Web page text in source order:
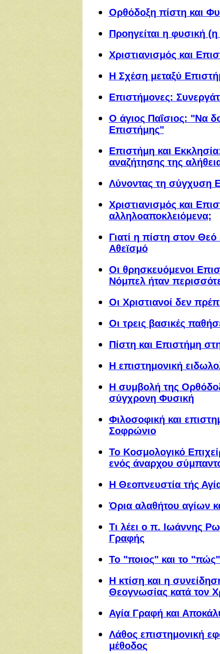
Ορθόδοξη πίστη και
Προηγείται η φυσική
Χριστιανισμός και
Η Σχέση μεταξύ
Επιστήμονες:
Ο άγιος Παΐσιος: "Να
Επιστήμης"
Επιστήμη και
αναζήτησης της
Λύνοντας τη σύγχυση
Χριστιανισμός και
αλληλοαποκλειόμενα;
Γιατί η πίστη στον Θεό
Αθεϊσμό
Οι θρησκευόμενοι
Νόμπελ ήταν
Οι Χριστιανοί δεν
Οι τρεις βασικές
Πίστη και Επιστήμη
Η επιστημονική
Η συμβολή της
σύγχρονη Φυσική
Φιλοσοφική και
Σοφρώνιο
Το Κοσμολογικό
ενός άναρχου
Η Θεοπνευστία τής
Όρια αλαθήτου αγίων
Τι λέει ο π. Ιωάννης
Γραφής
Το "ποιος" και το
Η κτίση και η
Θεογνωσίας κατά τον
Αγία Γραφή και
Λάθος επιστημονική
μέθοδος